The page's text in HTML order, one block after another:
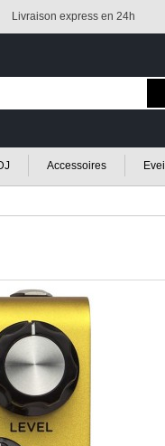
Livraison express en 24h
Accessoires Eveil